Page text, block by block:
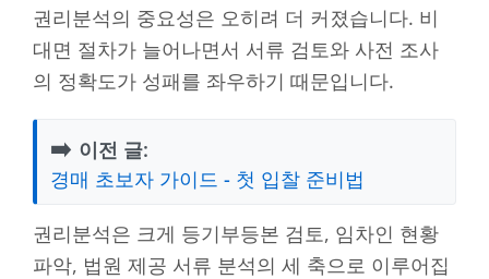
권리분석의 중요성은 오히려 더 커졌습니다. 비
대면 절차가 늘어나면서 서류 검토와 사전 조사
의 정확도가 성패를 좌우하기 때문입니다.
➡️ 이전 글:
경매 초보자 가이드 - 첫 입찰 준비법
권리분석은 크게 등기부등본 검토, 임차인 현황
파악, 법원 제공 서류 분석의 세 축으로 이루어집